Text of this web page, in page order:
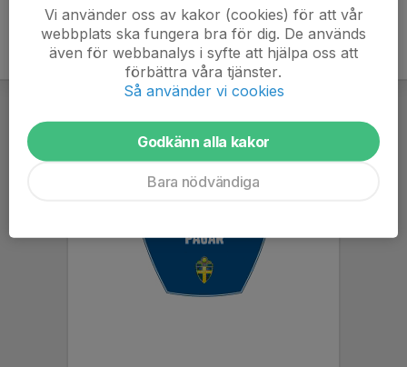
Vi använder oss av kakor (cookies) för att vår
webbplats ska fungera bra för dig. De används
även för webbanalys i syfte att hjälpa oss att
förbättra våra tjänster.
Så använder vi cookies
Godkänn alla kakor
Bara nödvändiga